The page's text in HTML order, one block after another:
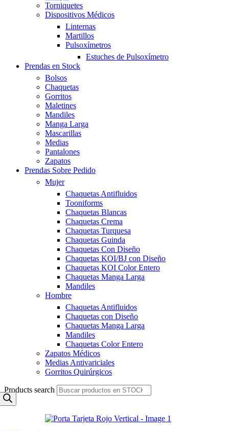
Torniquetes
Dispositivos Médicos
Linternas
Martillos
Pulsoxímetros
Estuches de Pulsoxímetro
Prendas en Stock
Bolsos
Chaquetas
Gorritos
Maletines
Mandiles
Manga Larga
Mascarillas
Medias
Pantalones
Zapatos
Prendas Sobre Pedido
Mujer
Chaquetas Antifluidos
Tooniforms
Chaquetas Blancas
Chaquetas Crema
Chaquetas Turquesa
Chaquetas Guinda
Chaquetas Con Diseño
Chaquetas KOI/BJ con Diseño
Chaquetas KOI Color Entero
Chaquetas Manga Larga
Mandiles
Hombre
Chaquetas Antifluidos
Chaquetas con Diseño
Chaquetas Manga Larga
Mandiles
Chaquetas Color Entero
Zapatos Médicos
Medias Antivariciales
Gorritos Quirúrgicos
Products search